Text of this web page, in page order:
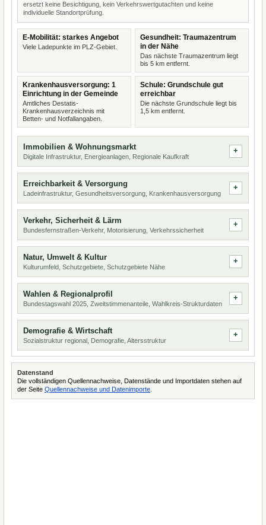
ersetzt keine Besichtigung, kein Verkehrswertgutachten und keine
individuelle Standortprüfung.
E-Mobilität: starkes Angebot
Viele Ladepunkte im PLZ-Gebiet.
Gesundheit: Traumazentrum
in der Nähe
Das nächste Traumazentrum liegt
bis 5 km entfernt.
Krankenhausversorgung: 1
Einrichtung in der Gemeinde
Amtliches Destatis-
Krankenhausverzeichnis mit
Betten- und Notfallangaben.
Schule: Grundschule gut
erreichbar
Die nächste Grundschule liegt bis
1,5 km entfernt.
Immobilien & Wohnungsmarkt
Digitale Infrastruktur, Energieanlagen, Regionale Kaufkraft
Erreichbarkeit & Versorgung
Ladeinfrastruktur, Gesundheitsversorgung, Krankenhausversorgung
Verkehr, Sicherheit & Lärm
Bundesfernstraßen-Verkehr, Motorisierung, Verkehrssicherheit
Natur, Umwelt & Kultur
Kulturumfeld, Schutzgebiete, Schutzgebiete Nähe
Wahlen & Regionalprofil
Bundestagswahl 2025, Zweitstimmenanteile, Wahlkreis-Strukturdaten
Demografie & Wirtschaft
Sozialstruktur regional, Demografie, Altersstruktur
Datenstand
Die vollständigen Quellennachweise, Datenstände und Importdaten stehen auf
der Seite Quellennachweise und Datenimporte